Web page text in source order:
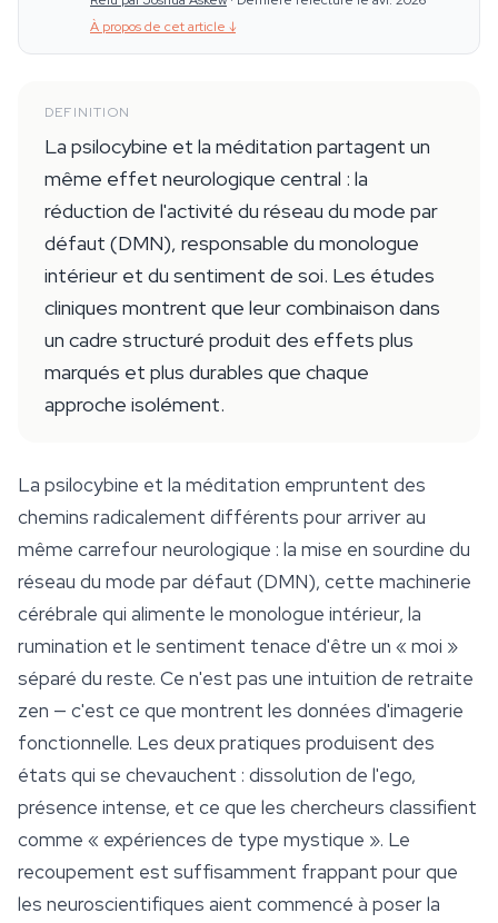
À propos de cet article ↓
DEFINITION
La psilocybine et la méditation partagent un
même effet neurologique central : la
réduction de l'activité du réseau du mode par
défaut (DMN), responsable du monologue
intérieur et du sentiment de soi. Les études
cliniques montrent que leur combinaison dans
un cadre structuré produit des effets plus
marqués et plus durables que chaque
approche isolément.
La psilocybine et la méditation empruntent des
chemins radicalement différents pour arriver au
même carrefour neurologique : la mise en sourdine du
réseau du mode par défaut (DMN), cette machinerie
cérébrale qui alimente le monologue intérieur, la
rumination et le sentiment tenace d'être un « moi »
séparé du reste. Ce n'est pas une intuition de retraite
zen — c'est ce que montrent les données d'imagerie
fonctionnelle. Les deux pratiques produisent des
états qui se chevauchent : dissolution de l'ego,
présence intense, et ce que les chercheurs classifient
comme « expériences de type mystique ». Le
recoupement est suffisamment frappant pour que
les neuroscientifiques aient commencé à poser la